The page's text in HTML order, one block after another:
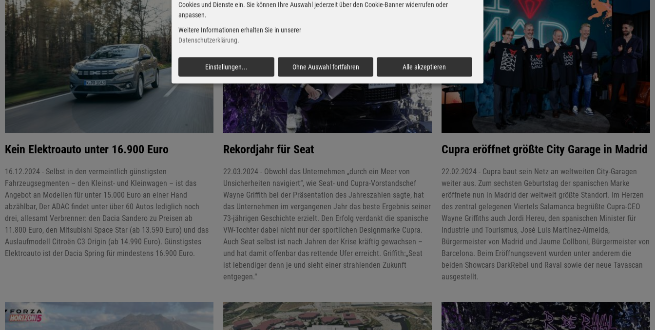
Kein Elektroauto unter 16.900 Euro
16.12.2024 - Selbst in den vermeintlich günstigsten
Fahrzeugsegmenten – den Kleinst- und Kleinwagen – ist das
Angebot an Modellen für unter 15.000 Euro an einer Hand
abzählbar, Der ADAC findet unter über 60 Autos lediglich noch
drei, allesamt Verbrenner: den Dacia Sandero zu Preisen ab
11.800 Euro, den Mitsubishi Space Star (ab 13.590 Euro) und das
Auslaufmodell Citroën C3 Origin (ab 14.990 Euro). Günstigstes
Elektroauto ist der Dacia Spring für mindestens 16.900 Euro.
Rekordjahr für Seat
22.03.2024 - Obwohl das Unternehmen „durch ein Meer von
Unsicherheiten navigiert“, wie Seat- und Cupra-Vorstandschef
Wayne Griffith bei der Präsentation des Jahreszahlen sagte, hat
das Unternehmen im vergangenen Jahr das beste Ergebnis seiner
73-jährigen Geschichte erzielt. Den Erfolg verdankt die spanische
VW-Tochter dabei nicht nur der sportlichen Designmarke Cupra.
Auch Seat selbst ist nach Jahren der Krise kräftig gewachsen –
und hat damit offenbar das rettende Ufer erreicht. Griffith:„Seat
ist lebendiger denn je und sieht einer strahlenden Zukunft
entgegen.“
Cupra eröffnet größte City Garage in Madrid
22.02.2024 - Cupra baut sein Netz an weltweiten City-Garagen
weiter aus. Zum sechsten Geburtstag der spanischen Marke
eröffnete nun in Madrid der weltweit größte Standort. Im Herzen
des zentral gelegenen Viertels Salamanca begrüßte Cupra-CEO
Wayne Griffiths auch Jordi Hereu, den spanischen Minister für
Industrie und Tourismus, José Luis Martínez-Almeida,
Bürgermeister von Madrid und Jaume Collboni, Bürgermeister von
Barcelona. Beim Eröffnungsevent wurden unter anderem die
beiden Showcars DarkRebel und Raval sowie der neue Tavascan
ausgestellt.
Cookies und Dienste ein. Sie können Ihre Auswahl jederzeit über den Cookie-Banner widerrufen oder
anpassen.
Weitere Informationen erhalten Sie in unserer
Datenschutzerklärung.
Einstellungen... Ohne Auswahl fortfahren Alle akzeptieren